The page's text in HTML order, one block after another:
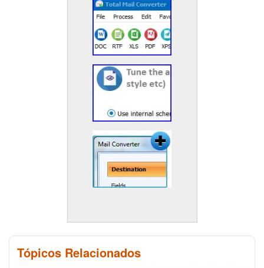
Tópicos Relacionados